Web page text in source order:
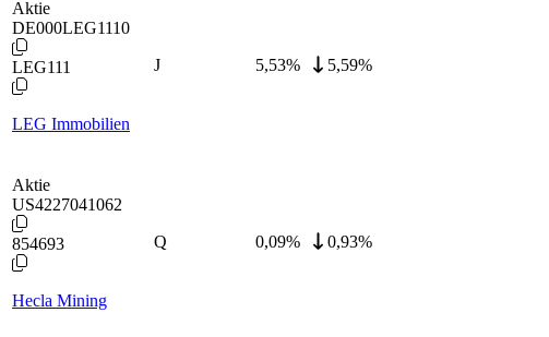
Aktie
DE000LEG1110
LEG111
LEG Immobilien
J 5,53% 5,59%
Aktie
US4227041062
854693
Hecla Mining
Q 0,09% 0,93%